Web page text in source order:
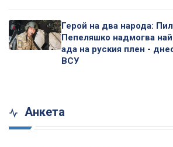
Герой на два народа:
Пепеляшко надмогва
ада на руския плен -
ВСУ
Анкета